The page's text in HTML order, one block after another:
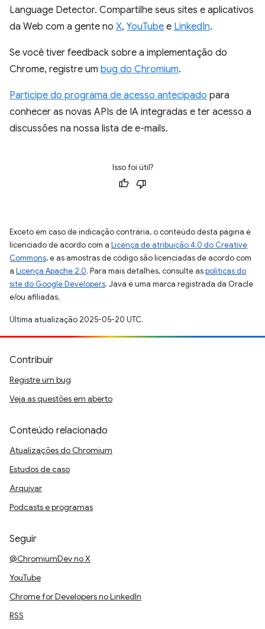
Language Detector. Compartilhe seus sites e aplicativos
da Web com a gente no X, YouTube e LinkedIn.
Se você tiver feedback sobre a implementação do
Chrome, registre um bug do Chromium.
Participe do programa de acesso antecipado para
conhecer as novas APIs de IA integradas e ter acesso a
discussões na nossa lista de e-mails.
Isso foi útil?
Exceto em caso de indicação contrária, o conteúdo desta página é
licenciado de acordo com a Licença de atribuição 4.0 do Creative
Commons, e as amostras de código são licenciadas de acordo com
a Licença Apache 2.0. Para mais detalhes, consulte aspolíticas do
site do Google Developers. Java é uma marca registrada da Oracle
e/ou afiliadas.
Última atualização 2025-05-20 UTC.
Contribuir
Registre um bug
Veja as questões em aberto
Conteúdo relacionado
Atualizações do Chromium
Estudos de caso
Arquivar
Podcasts e programas
Seguir
@ChromiumDev no X
YouTube
Chrome for Developers no LinkedIn
RSS